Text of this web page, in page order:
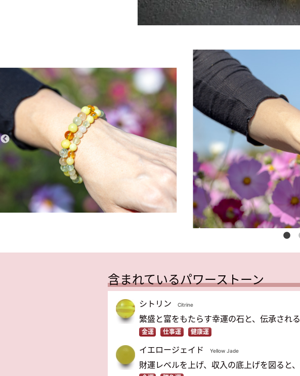
含まれているパワーストーン
シトリン Citrine
繁盛と富をもたらす幸運の石と、伝承される
金運 仕事運 健康運
イエロージェイド Yellow Jade
財運レベルを上げ、収入の底上げを図ると